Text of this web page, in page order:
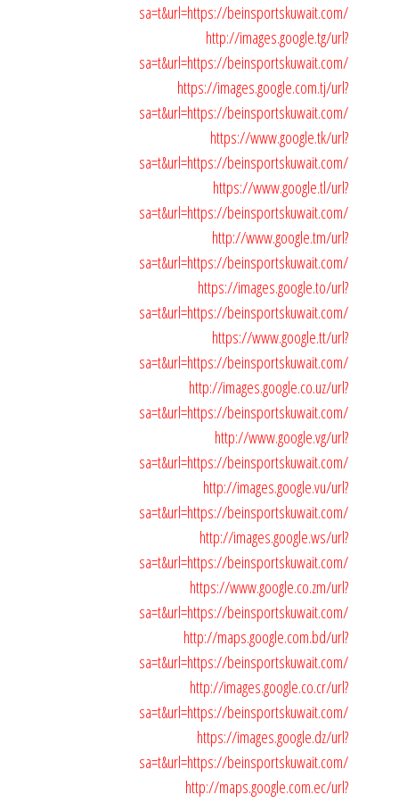
sa=t&url=https://beinsportskuwait.com/
http://images.google.tg/url?
sa=t&url=https://beinsportskuwait.com/
https://images.google.com.tj/url?
sa=t&url=https://beinsportskuwait.com/
https://www.google.tk/url?
sa=t&url=https://beinsportskuwait.com/
https://www.google.tl/url?
sa=t&url=https://beinsportskuwait.com/
http://www.google.tm/url?
sa=t&url=https://beinsportskuwait.com/
https://images.google.to/url?
sa=t&url=https://beinsportskuwait.com/
https://www.google.tt/url?
sa=t&url=https://beinsportskuwait.com/
http://images.google.co.uz/url?
sa=t&url=https://beinsportskuwait.com/
http://www.google.vg/url?
sa=t&url=https://beinsportskuwait.com/
http://images.google.vu/url?
sa=t&url=https://beinsportskuwait.com/
http://images.google.ws/url?
sa=t&url=https://beinsportskuwait.com/
https://www.google.co.zm/url?
sa=t&url=https://beinsportskuwait.com/
http://maps.google.com.bd/url?
sa=t&url=https://beinsportskuwait.com/
http://images.google.co.cr/url?
sa=t&url=https://beinsportskuwait.com/
https://images.google.dz/url?
sa=t&url=https://beinsportskuwait.com/
http://maps.google.com.ec/url?